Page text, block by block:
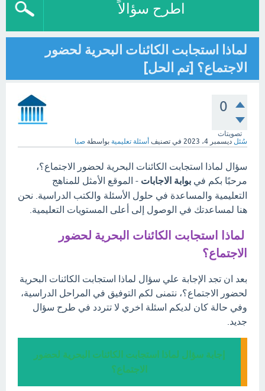
اطرح سؤالاً
لماذا استجابت الكائنات البحرية لحضور
الاجتماع؟ [تم الحل]
0
تصويتات
سُئل ديسمبر 4، 2023 في تصنيف أسئلة تعليمية بواسطة صبا
سؤال لماذا استجابت الكائنات البحرية لحضور الاجتماع؟،
مرحبًا بكم في بوابة الاجابات - الموقع الأمثل للمناهج
التعليمية والمساعدة في حلول الأسئلة والكتب الدراسية. نحن
هنا لمساعدتك في الوصول إلى أعلى المستويات التعليمية.
لماذا استجابت الكائنات البحرية لحضور
الاجتماع؟
بعد ان تجد الإجابة علي سؤال لماذا استجابت الكائنات البحرية
لحضور الاجتماع؟، نتمنى لكم التوفيق في المراحل الدراسية،
وفي حالة كان لديكم اسئلة اخري لا تتردد في طرح سؤال
جديد.
إجابة سؤال لماذا استجابت الكائنات البحرية لحضور
الاجتماع؟